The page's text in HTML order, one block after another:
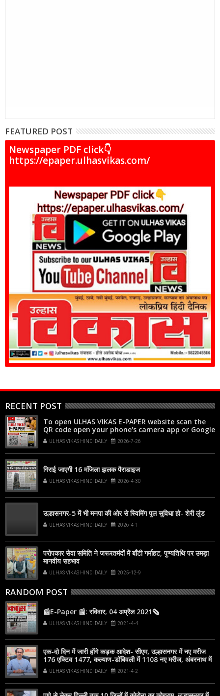
FEATURED POST
Newspaper PDF click👇
https://epaper.ulhasvikas.com/
RECENT POST
To open ULHAS VIKAS E-PAPER website scan the
QR code open your phone's camera app or Google
Lens, point it at the code, and tap the web link
popup that appears on your screen
ULHAS VIKAS HINDI DAILY 2026-7-26
गिराई जाएगी 16 मंजिला झलक पैराडाइज
ULHAS VIKAS HINDI DAILY 2026-4-30
उल्हासनगर-5 में भी मनपा की ओर से स्विमिंग पुल सुविधा हो- शेरी लुंड
ULHAS VIKAS HINDI DAILY 2026-4-1
परोपकार सेवा समिति ने जरूरतमंदों में बाँटी गर्माहट, पुण्यतिथि पर उमड़ा
मानवीय सहभाव
ULHAS VIKAS HINDI DAILY 2025-12-9
RANDOM POST
📰E-Paper 📰: रविवार, 04 अप्रैल 2021🗞
ULHAS VIKAS HINDI DAILY 2021-4-4
एक-दो दिन में जारी होंगे कड़क आदेश- सीएम, उल्हासनगर में नए मरीज
176 एक्टिव 1477, कल्याण-डोंबिवली में 1108 नए मरीज, अंबरनाथ में
नए मरीज 167 एक्टिव 1613
ULHAS VIKAS HINDI DAILY 2021-4-2